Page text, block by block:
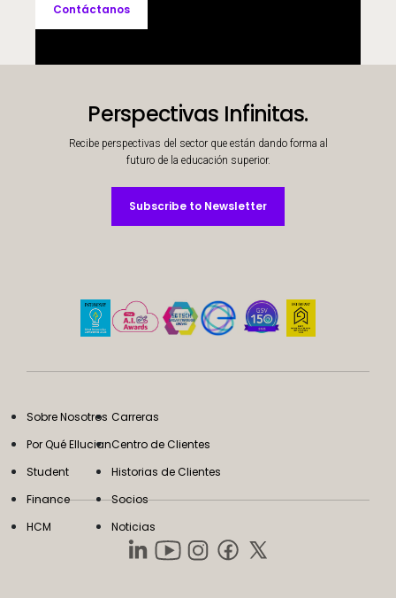
Contáctanos
Perspectivas Infinitas.
Recibe perspectivas del sector que están dando forma al
futuro de la educación superior.
Subscribe to Newsletter
Subscribe to Newsletter
Sobre Nosotros
Por Qué Ellucian
Student
Finance
HCM
Carreras
Centro de Clientes
Historias de Clientes
Socios
Noticias